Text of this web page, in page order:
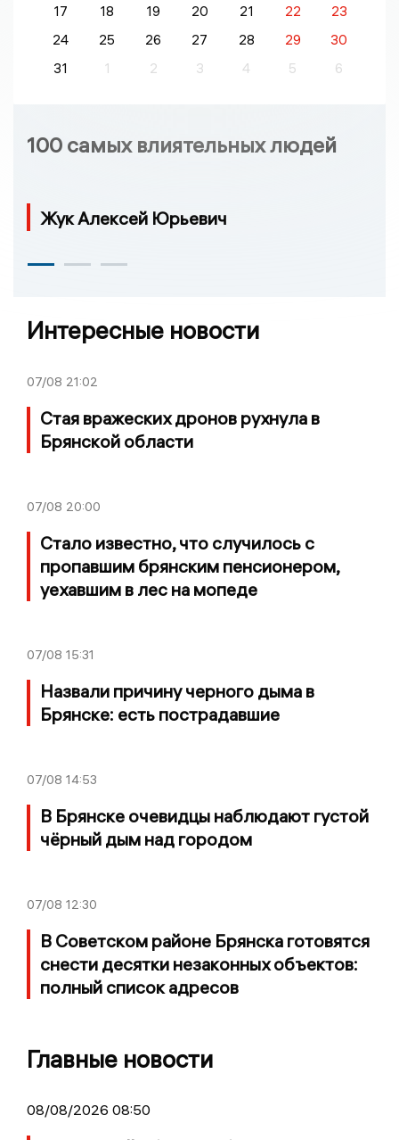
17
18 19 20 21 22
23
24
25 26 27 28 29
30
31
1 2 3 4 5 6
100 самых влиятельных людей
Жук Алексей Юрьевич
Интересные новости
07/08 21:02
Стая вражеских дронов рухнула в
Брянской области
07/08 20:00
Стало известно, что случилось с
пропавшим брянским пенсионером,
уехавшим в лес на мопеде
07/08 15:31
Назвали причину черного дыма в
Брянске: есть пострадавшие
07/08 14:53
В Брянске очевидцы наблюдают густой
чёрный дым над городом
07/08 12:30
В Советском районе Брянска готовятся
снести десятки незаконных объектов:
полный список адресов
Главные новости
08/08/2026 08:50